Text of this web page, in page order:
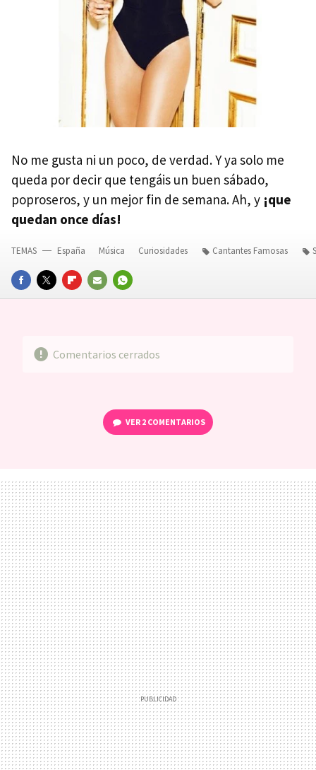
No me gusta ni un poco, de verdad. Y ya solo me
queda por decir que tengáis un buen sábado,
poproseros, y un mejor fin de semana. Ah, y ¡que
quedan once días!
FACEBOOKTWITTERFLIPBOARD
E-
WHATSAPP
TEMAS España Música Curiosidades Cantantes Famosas
Comentarios cerrados
VER 2 COMENTARIOS